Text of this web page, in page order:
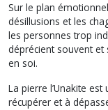
Sur le plan
désillusions et les
les personnes trop
déprécient souvent
en soi.
La pierre l’Unakite
récupérer et à